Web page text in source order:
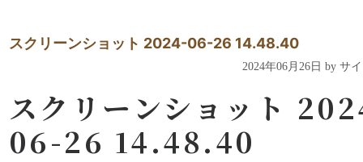
スクリーンショット 2024-06-26 14.48.40
2024年06月26日 by サ
スクリーンショット
06-26 14.48.40